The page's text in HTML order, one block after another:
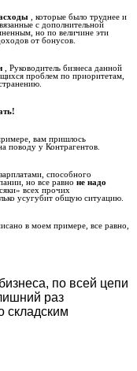
, которые было труднее и
с дополнительной
но по величине эти
от бонусов.
, Руководитель бизнеса данной
проблем по приоритетам,
вам пришлось
поводу у Контрагентов.
способного
но все равно не надо
всех прочих
усугубит общую ситуацию.
в моем примере, все равно,
по всей цепи
раз
складским